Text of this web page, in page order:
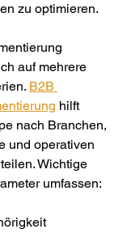
zu optimieren.
auf mehrere
B2B
hilft
nach Branchen,
und operativen
Wichtige
umfassen: